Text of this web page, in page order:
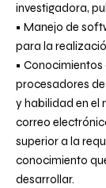
investigadora,
• Manejo de
para la
•
procesadores
y habilidad en el
correo
superior a la
conocimiento
desarrollar.